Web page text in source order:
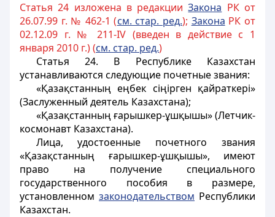
Статья 24 изложена в редакцииЗакона РК от
26.07.99 г. № 462-1 (см. стар. ред.); Закона РК от
02.12.09 г. № 211-IV (введен в действие с 1
января 2010 г.) (см. стар. ред.)
Статья 24. В Республике Казахстан
устанавливаются следующие почетные звания:
«Қазақстанның еңбек сіңірген қайраткері»
(Заслуженный деятель Казахстана);
«Қазақстанның ғарышкер-ұшқышы» (Летчик-
космонавт Казахстана).
Лица, удостоенные почетного звания
«Қазақстанның ғарышкер-ұшқышы», имеют
право на получение специального
государственного пособия в размере,
установленном законодательством Республики
Казахстан.